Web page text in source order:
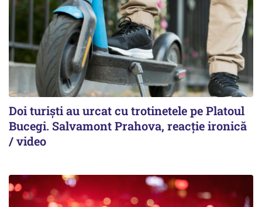
Doi turiști au urcat cu trotinetele pe Platoul
Bucegi. Salvamont Prahova, reacție ironică
/ video